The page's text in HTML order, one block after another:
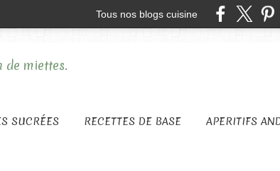
Tous nos blogs cuisine
SUCRÉES RECETTES DE BASE APERITIFS